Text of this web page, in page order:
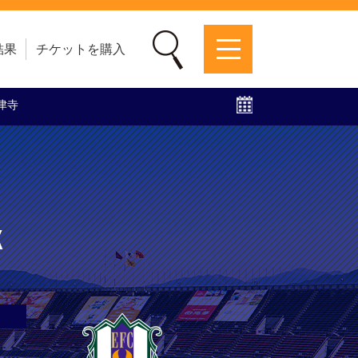
果 チケットを購入
グッズ 特設ページ
寺